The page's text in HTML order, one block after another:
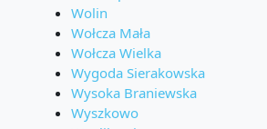
Wolin
Wołcza Mała
Wołcza Wielka
Wygoda Sierakowska
Wysoka Braniewska
Wyszkowo